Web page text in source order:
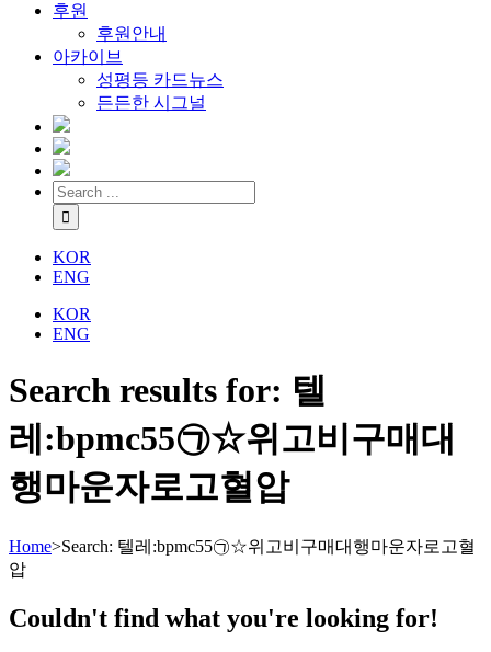
후원
후원안내
아카이브
성평등 카드뉴스
든든한 시그널
KOR
ENG
KOR
ENG
Search results for: 텔
레:bpmc55㉠☆위고비구매대
행마운자로고혈압
Home>Search: 텔레:bpmc55㉠☆위고비구매대행마운자로고혈
압
Couldn't find what you're looking for!